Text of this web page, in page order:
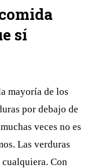
sí
mayoría de los
por debajo de
veces no es
Las verduras
Con